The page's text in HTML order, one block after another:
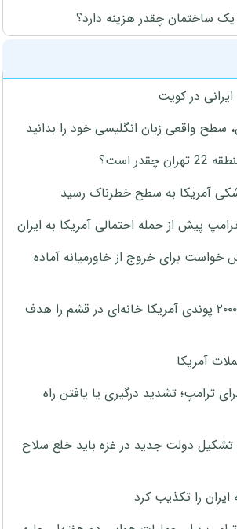
ساختمان چقدر هزینه دارد؟
در کویت
سطح واقعی زبان انگلیسی خود را بدانید
است؟
آمریکا به سطح خطرناک رسید
پیش از حمله احتمالی آمریکا به ایران
خواست برای خروج از خاورمیانه آماده
نیویورک‌تایمز: بمب ۲۰۰۰ پوندی آمریکا خانه‌ای در قشم را هدف
آمریکا
ترامپ؛ تشدید درگیری یا یافتن راه
دولت جدید در غزه باید خلع سلاح
را تکذیب کرد